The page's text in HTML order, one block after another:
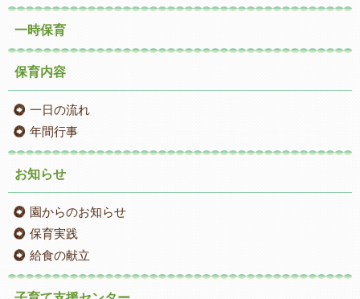
一時保育
保育内容
一日の流れ
年間行事
お知らせ
園からのお知らせ
保育実践
給食の献立